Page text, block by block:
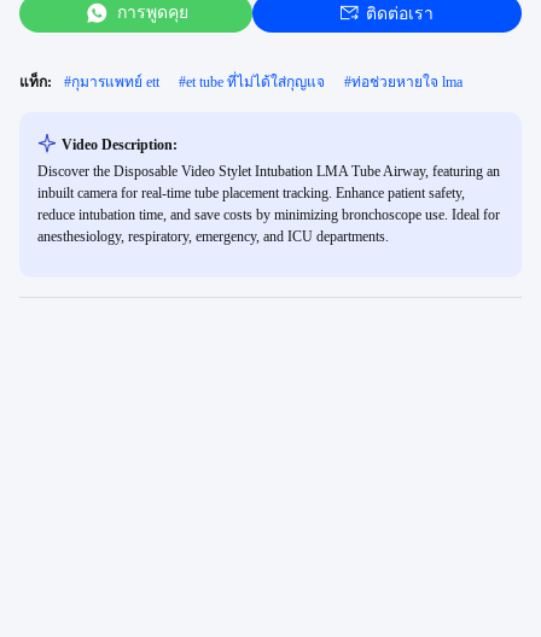
การพูดคุย ติดต่อเรา
แท็ก: #กุมารแพทย์ ett #et tube ที่ไม่ได้ใส่กุญแจ #ท่อช่วยหายใจ lma
Video Description:
Discover the Disposable Video Stylet Intubation LMA Tube Airway, featuring an
inbuilt camera for real-time tube placement tracking. Enhance patient safety,
reduce intubation time, and save costs by minimizing bronchoscope use. Ideal for
anesthesiology, respiratory, emergency, and ICU departments.